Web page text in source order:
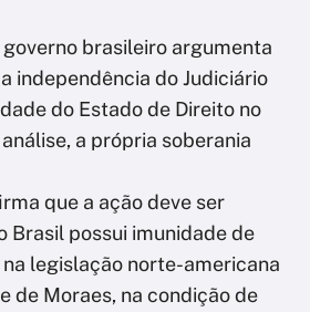
brasileiro argumenta
independência do Judiciário
do Estado de Direito no
a própria soberania
que a ação deve ser
Brasil possui imunidade de
legislação norte-americana
de Moraes, na condição de